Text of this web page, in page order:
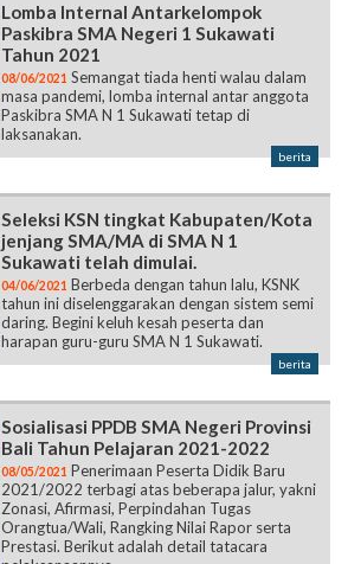
Lomba Internal Antarkelompok
Paskibra SMA Negeri 1 Sukawati
Tahun 2021
08/06/2021 Semangat tiada henti walau dalam
masa pandemi, lomba internal antar anggota
Paskibra SMA N 1 Sukawati tetap di
laksanakan.
berita
Seleksi KSN tingkat Kabupaten/Kota
jenjang SMA/MA di SMA N 1
Sukawati telah dimulai.
04/06/2021 Berbeda dengan tahun lalu, KSNK
tahun ini diselenggarakan dengan sistem semi
daring. Begini keluh kesah peserta dan
harapan guru-guru SMA N 1 Sukawati.
berita
Sosialisasi PPDB SMA Negeri Provinsi
Bali Tahun Pelajaran 2021-2022
08/05/2021 Penerimaan Peserta Didik Baru
2021/2022 terbagi atas beberapa jalur, yakni
Zonasi, Afirmasi, Perpindahan Tugas
Orangtua/Wali, Rangking Nilai Rapor serta
Prestasi. Berikut adalah detail tatacara